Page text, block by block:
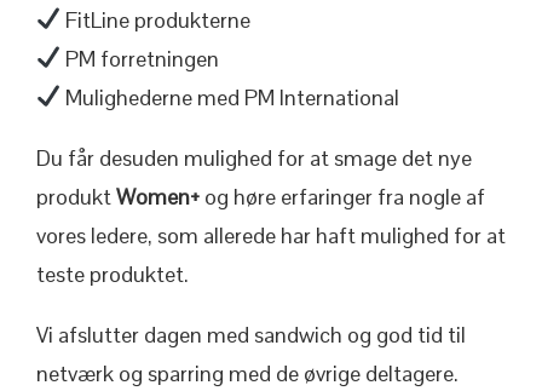
FitLine produkterne
PM forretningen
Mulighederne med PM International
Du får desuden mulighed for at smage det nye
produktWomen+og høre erfaringer fra nogle af
vores ledere, som allerede har haft mulighed for at
teste produktet.
Vi afslutter dagen med sandwich og god tid til
netværk og sparring med de øvrige deltagere.